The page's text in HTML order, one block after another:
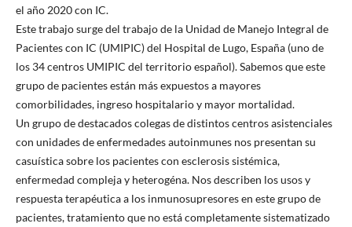
el año 2020 con IC.
Este trabajo surge del trabajo de la Unidad de Manejo Integral de
Pacientes con IC (UMIPIC) del Hospital de Lugo, España (uno de
los 34 centros UMIPIC del territorio español). Sabemos que este
grupo de pacientes están más expuestos a mayores
comorbilidades, ingreso hospitalario y mayor mortalidad.
Un grupo de destacados colegas de distintos centros asistenciales
con unidades de enfermedades autoinmunes nos presentan su
casuística sobre los pacientes con esclerosis sistémica,
enfermedad compleja y heterogéna. Nos describen los usos y
respuesta terapéutica a los inmunosupresores en este grupo de
pacientes, tratamiento que no está completamente sistematizado